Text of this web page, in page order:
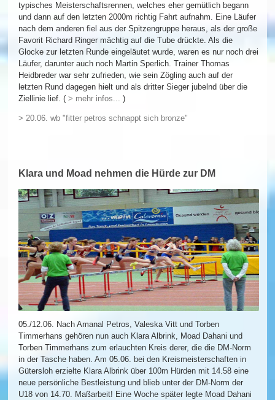
typisches Meisterschaftsrennen, welches eher gemütlich begann
und dann auf den letzten 2000m richtig Fahrt aufnahm. Eine Läufer
nach dem anderen fiel aus der Spitzengruppe heraus, als der große
Favorit Richard Ringer mächtig auf die Tube drückte. Als die
Glocke zur letzten Runde eingeläutet wurde, waren es nur noch drei
Läufer, darunter auch noch Martin Sperlich. Trainer Thomas
Heidbreder war sehr zufrieden, wie sein Zögling auch auf der
letzten Rund dagegen hielt und als dritter Sieger jubelnd über die
Ziellinie lief. (> mehr infos...)
> 20.06. wb "fitter petros schnappt sich bronze"
Klara und Moad nehmen die Hürde zur DM
05./12.06. Nach Amanal Petros, Valeska Vitt und Torben
Timmerhans gehören nun auch Klara Albrink, Moad Dahani und
Torben Timmerhans zum erlauchten Kreis derer, die die DM-Norm
in der Tasche haben. Am 05.06. bei den Kreismeisterschaften in
Gütersloh erzielte Klara Albrink über 100m Hürden mit 14.58 eine
neue persönliche Bestleistung und blieb unter der DM-Norm der
U18 von 14.70. Maßarbeit! Eine Woche später legte Moad Dahani